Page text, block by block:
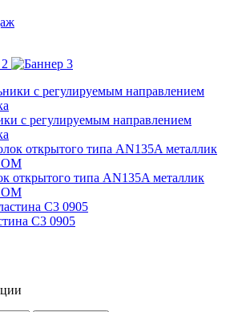
с регулируемым направлением
открытого типа AN135A металлик
C3 0905